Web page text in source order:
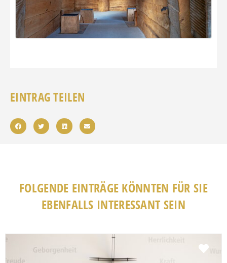
EINTRAG TEILEN
FOLGENDE EINTRÄGE KÖNNTEN FÜR SIE
EBENFALLS INTERESSANT SEIN